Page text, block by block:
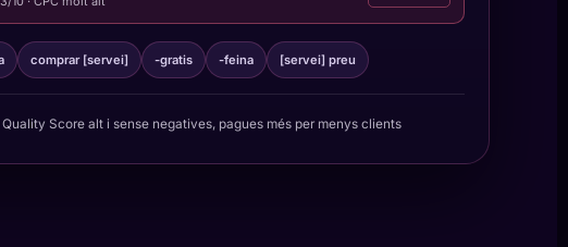
comprar [servei] -gratis -feina [servei] preu
Score alt i sense negatives, pagues més per menys clients